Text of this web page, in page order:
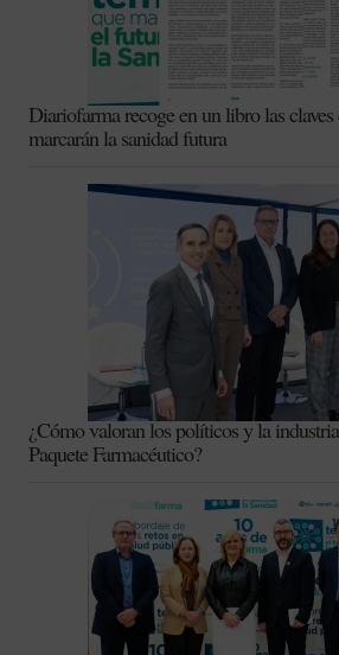
Diariofarma recoge en un libro las claves
marcarán la sanidad futura
¿Cómo valoran los políticos y la
Paquete Farmacéutico?